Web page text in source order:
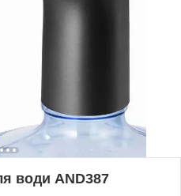
води AND387